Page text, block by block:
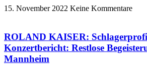
15. November 2022 Keine Kommentare
ROLAND KAISER:
Konzertbericht: Restlose
Mannheim